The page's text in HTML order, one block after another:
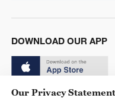
DOWNLOAD OUR APP
Our Privacy